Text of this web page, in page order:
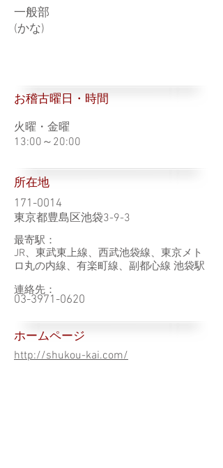
一般部
(かな)
お稽古曜日・時間
火曜・金曜
13:00～20:00
所在地
171-0014
東京都豊島区池袋3-9-3
最寄駅：
JR、東武東上線、西武池袋線、東京メト
ロ丸の内線、有楽町線、副都心線 池袋駅
連絡先：
03-3971-0620
ホームページ
http://shukou-kai.com/